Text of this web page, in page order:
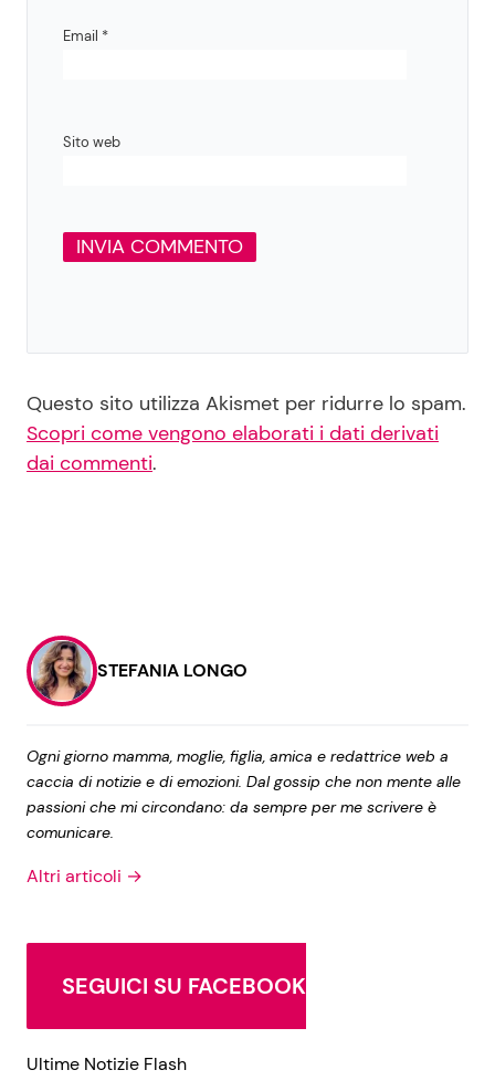
Email *
Sito web
Questo sito utilizza Akismet per ridurre lo spam.
Scopri come vengono elaborati i dati derivati
dai commenti.
STEFANIA LONGO
Ogni giorno mamma, moglie, figlia, amica e redattrice web a
caccia di notizie e di emozioni. Dal gossip che non mente alle
passioni che mi circondano: da sempre per me scrivere è
comunicare.
Altri articoli →
SEGUICI SU FACEBOOK
Ultime Notizie Flash